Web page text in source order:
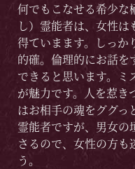
何でもこなせる希少な
し）霊能者は、女性
得ていまます。しっか
的確。倫理的にお話
できると思います。ミ
が魅力です。人を惹き
はお相手の魂をググっ
霊能者ですが、男女の
さるので、女性の方も
う。